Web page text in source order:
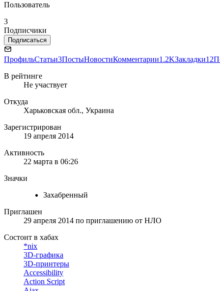
Пользователь
3
Подписчики
Подписаться
ПрофильСтатьи3ПостыНовостиКомментарии1.2KЗакладки12
В рейтинге
Не участвует
Откуда
Харьковская обл., Украина
Зарегистрирован
19 апреля 2014
Активность
22 марта в 06:26
Значки
Захабренный
Приглашен
29 апреля 2014 по приглашению от НЛО
Состоит в хабах
*nix
3D-графика
3D-принтеры
Accessibility
Action Script